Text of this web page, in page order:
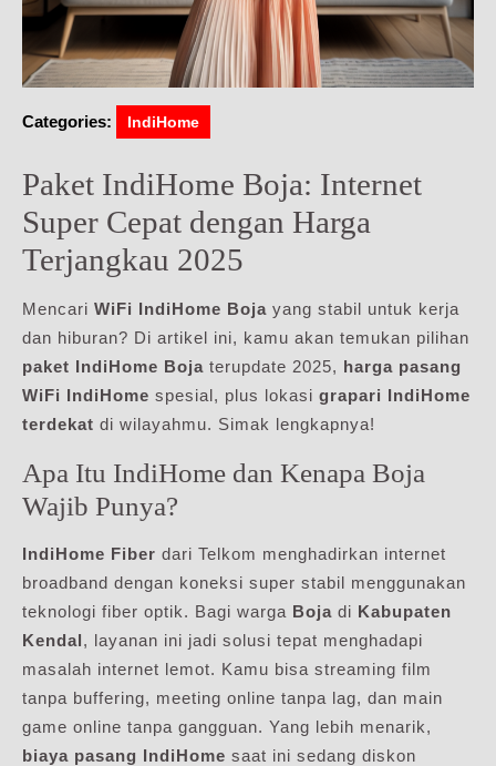
Categories: IndiHome
Paket IndiHome Boja: Internet
Super Cepat dengan Harga
Terjangkau 2025
Mencari WiFi IndiHome Boja yang stabil untuk kerja
dan hiburan? Di artikel ini, kamu akan temukan pilihan
paket IndiHome Boja terupdate 2025, harga pasang
WiFi IndiHome spesial, plus lokasi grapari IndiHome
terdekat di wilayahmu. Simak lengkapnya!
Apa Itu IndiHome dan Kenapa Boja
Wajib Punya?
IndiHome Fiber dari Telkom menghadirkan internet
broadband dengan koneksi super stabil menggunakan
teknologi fiber optik. Bagi warga Boja di Kabupaten
Kendal, layanan ini jadi solusi tepat menghadapi
masalah internet lemot. Kamu bisa streaming film
tanpa buffering, meeting online tanpa lag, dan main
game online tanpa gangguan. Yang lebih menarik,
biaya pasang IndiHome saat ini sedang diskon